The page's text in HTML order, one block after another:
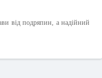
від подряпин, а надійний